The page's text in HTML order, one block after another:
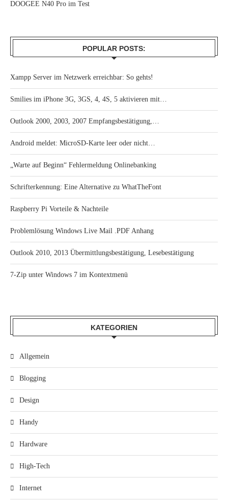
DOOGEE N40 Pro im Test
POPULAR POSTS:
Xampp Server im Netzwerk erreichbar: So gehts!
Smilies im iPhone 3G, 3GS, 4, 4S, 5 aktivieren mit…
Outlook 2000, 2003, 2007 Empfangsbestätigung,…
Android meldet: MicroSD-Karte leer oder nicht…
„Warte auf Beginn“ Fehlermeldung Onlinebanking
Schrifterkennung: Eine Alternative zu WhatTheFont
Raspberry Pi Vorteile & Nachteile
Problemlösung Windows Live Mail .PDF Anhang
Outlook 2010, 2013 Übermittlungsbestätigung, Lesebestätigung
7-Zip unter Windows 7 im Kontextmenü
KATEGORIEN
Allgemein
Blogging
Design
Handy
Hardware
High-Tech
Internet